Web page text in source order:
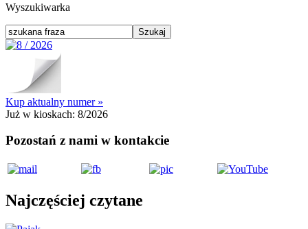
Wyszukiwarka
Kup aktualny numer »
Już w kioskach: 8/2026
Pozostań z nami w kontakcie
Najczęściej czytane